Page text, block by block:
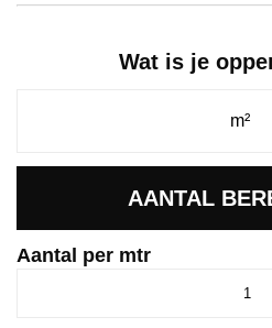
Wat is je
AANTAL
Aantal per mtr